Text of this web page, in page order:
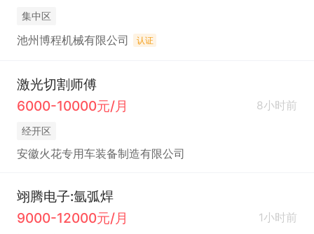
集中区
池州博程机械有限公司 认证
激光切割师傅
6000-10000元/月
8小时前
经开区
安徽火花专用车装备制造有限公司
翊腾电子:氩弧焊
9000-12000元/月
1小时前